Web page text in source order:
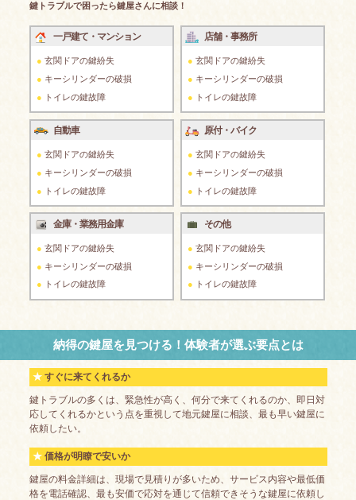
鍵トラブルで困ったら鍵屋さんに相談！
一戸建て・マンション
玄関ドアの鍵紛失
キーシリンダーの破損
トイレの鍵故障
店舗・事務所
玄関ドアの鍵紛失
キーシリンダーの破損
トイレの鍵故障
自動車
玄関ドアの鍵紛失
キーシリンダーの破損
トイレの鍵故障
原付・バイク
玄関ドアの鍵紛失
キーシリンダーの破損
トイレの鍵故障
金庫・業務用金庫
玄関ドアの鍵紛失
キーシリンダーの破損
トイレの鍵故障
その他
玄関ドアの鍵紛失
キーシリンダーの破損
トイレの鍵故障
納得の鍵屋を見つける！体験者が選ぶ要点とは
すぐに来てくれるか
鍵トラブルの多くは、緊急性が高く、何分で来てくれるのか、即日対
応してくれるかという点を重視して地元鍵屋に相談、最も早い鍵屋に
依頼したい。
価格が明瞭で安いか
鍵屋の料金詳細は、現場で見積りが多いため、サービス内容や最低価
格を電話確認、最も安価で応対を通じて信頼できそうな鍵屋に依頼し